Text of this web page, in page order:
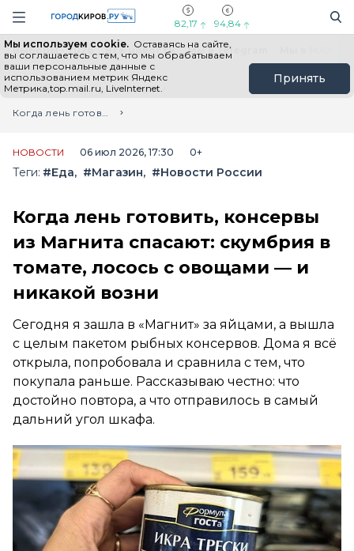
Навигация сайта
82,17 94,84
Мы используем cookie. Оставаясь на сайте,
вы соглашаетесь с тем, что мы обрабатываем
ваши персональные данные с
использованием метрик Яндекс
Метрика,top.mail.ru, LiveInternet.
Принять
Выборы - 2026 Все новости Мы в Telegram
Главная
Лента новостей
Когда лень готовить, консервы из Магнита спасают: скумбрия в томате, лосось с овощами — и никакой возни
НОВОСТИ 06 июл 2026, 17:30 0+
Теги: #Еда #Магазин #Новости России
Когда лень готовить, консервы
из Магнита спасают: скумбрия в
томате, лосось с овощами — и
никакой возни
Сегодня я зашла в «Магнит» за яйцами, а вышла
с целым пакетом рыбных консервов. Дома я всё
открыла, попробовала и сравнила с тем, что
покупала раньше. Рассказываю честно: что
достойно повтора, а что отправилось в самый
дальний угол шкафа.